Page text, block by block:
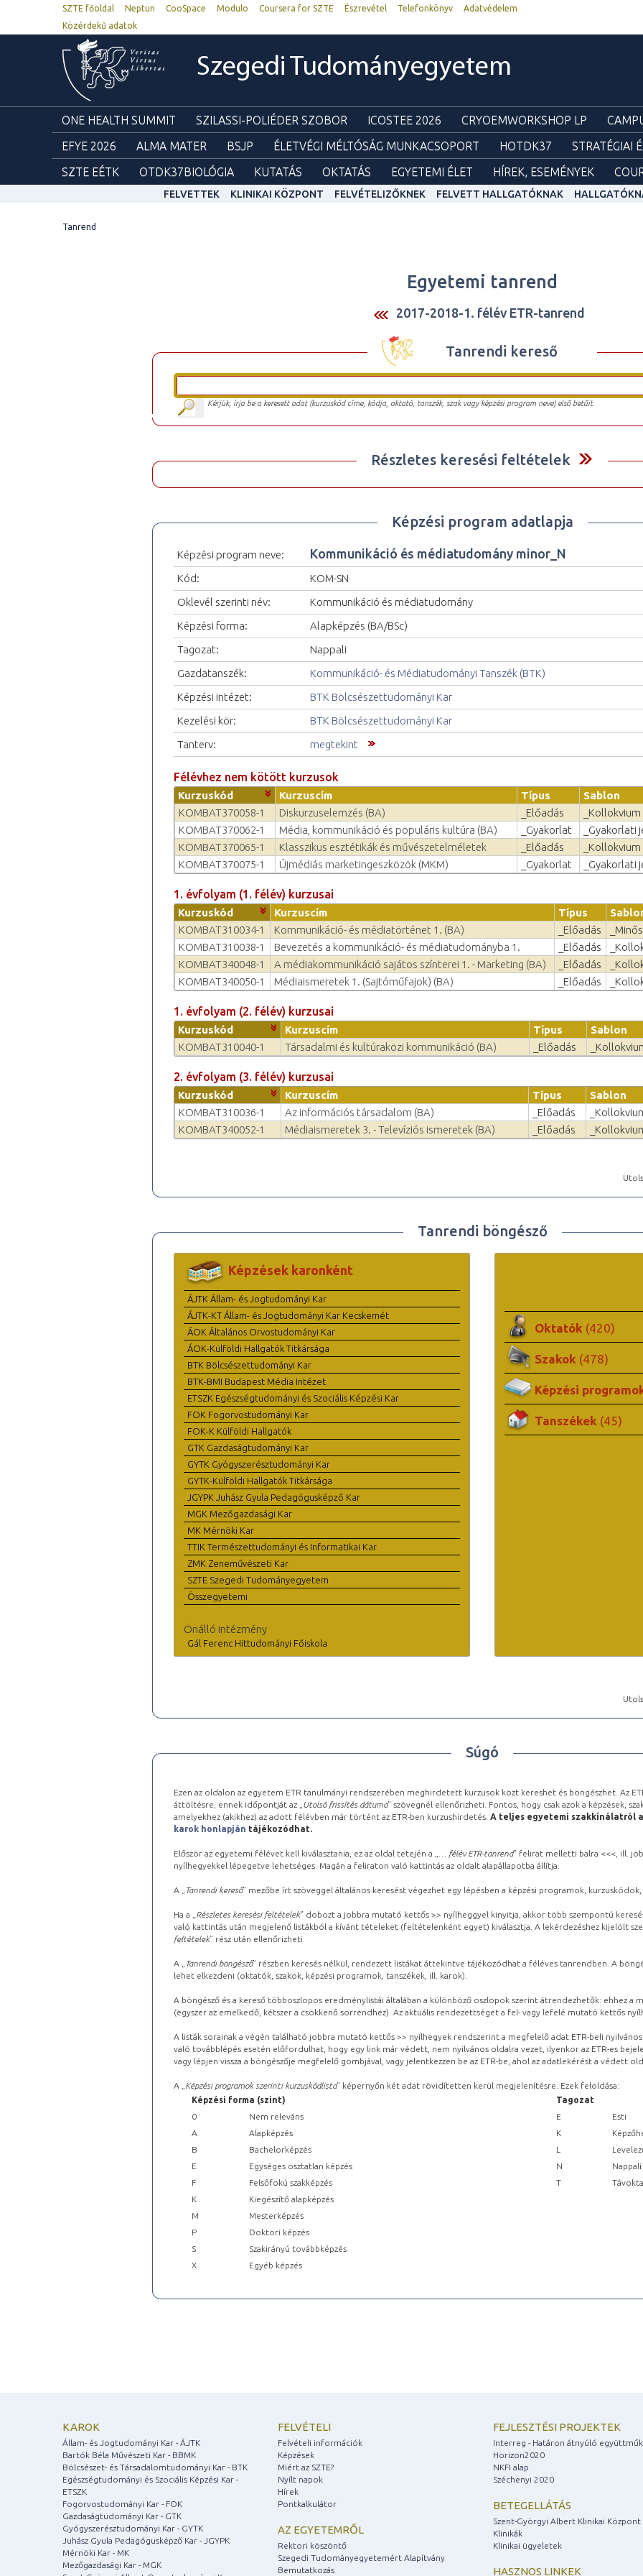
SZTE főoldal Neptun CooSpace Modulo Coursera for SZTE Észrevétel Telefonkönyv
Adatvédelem
Közérdekű adatok
Szegedi Tudományegyetem
ONE HEALTH SUMMIT SZILASSI-POLIÉDER SZOBOR ICOSTEE 2026 CRYOEMWORKSHOP LP
EFYE 2026
ALMA MATER BSJP ÉLETVÉGI MÉLTÓSÁG MUNKACSOPORT HOTDK37 STRATÉGIAI
SZTE EÉTK
OTDK37BIOLÓGIA KUTATÁS OKTATÁS EGYETEMI ÉLET HÍREK, ESEMÉNYEK
FELVETTEK KLINIKAI KÖZPONT FELVÉTELIZŐKNEK FELVETT HALLGATÓKNAK
Tanrend
Egyetemi tanrend
2017-2018-1. félév ETR-tanrend
Tanrendi kereső
Kérjük, írja be a keresett adat (kurzuskód címe, kódja, oktató, tanszék, szak vagy képzési program neve) első betűit.
Részletes keresési feltételek
Képzési program adatlapja
Képzési program neve: Kommunikáció és médiatudomány minor_N
Kód:
KOM-SN
Oklevél szerinti név:
Kommunikáció és médiatudomány
Képzési forma:
Alapképzés (BA/BSc)
Tagozat:
Nappali
Gazdatanszék:
Kommunikáció- és Médiatudományi Tanszék (BTK)
Képzési intézet:
BTK Bölcsészettudományi Kar
Kezelési kör:
BTK Bölcsészettudományi Kar
Tanterv:
megtekint
Félévhez nem kötött kurzusok
Kurzuskód Kurzuscím Típus Sablon
KOMBAT370058-1
Diskurzuselemzés (BA) _Előadás
_Kollokvium
KOMBAT370062-1
Média, kommunikáció és populáris kultúra (BA) _Gyakorlat
_Gyakorlati
KOMBAT370065-1
Klasszikus esztétikák és művészetelméletek _Előadás
_Kollokvium
KOMBAT370075-1
Újmédiás marketingeszközök (MKM) _Gyakorlat _Gyakorlati
1. évfolyam (1. félév) kurzusai
Kurzuskód Kurzuscím Típus
KOMBAT310034-1
Kommunikáció- és médiatörténet 1. (BA) _Előadás
KOMBAT310038-1
Bevezetés a kommunikáció- és médiatudományba 1. _Előadás
KOMBAT340048-1
A médiakommunikáció sajátos színterei 1. - Marketing (BA) _Előadás
KOMBAT340050-1
Médiaismeretek 1. (Sajtóműfajok) (BA) _Előadás
1. évfolyam (2. félév) kurzusai
Kurzuskód Kurzuscím Típus Sablon
KOMBAT310040-1
Társadalmi és kultúraközi kommunikáció (BA) _Előadás
2. évfolyam (3. félév) kurzusai
Kurzuskód Kurzuscím Típus Sablon
KOMBAT310036-1
Az információs társadalom (BA) _Előadás
KOMBAT340052-1
Médiaismeretek 3. - Televíziós ismeretek (BA) _Előadás
Tanrendi böngésző
Képzések karonként
ÁJTK Állam- és Jogtudományi Kar
ÁJTK-KT Állam- és Jogtudományi Kar Kecskemét
ÁOK Általános Orvostudományi Kar
ÁOK-Külföldi Hallgatók Titkársága
BTK Bölcsészettudományi Kar
BTK-BMI Budapest Média Intézet
ETSZK Egészségtudományi és Szociális Képzési Kar
FOK Fogorvostudományi Kar
FOK-K Külföldi Hallgatók
GTK Gazdaságtudományi Kar
GYTK Gyógyszerésztudományi Kar
GYTK-Külföldi Hallgatók Titkársága
JGYPK Juhász Gyula Pedagógusképző Kar
MGK Mezőgazdasági Kar
MK Mérnöki Kar
TTIK Természettudományi és Informatikai Kar
ZMK Zeneművészeti Kar
SZTE Szegedi Tudományegyetem
Összegyetemi
Önálló intézmény
Gál Ferenc Hittudományi Főiskola
Oktatók (420)
Szakok (478)
Képzési
Tanszékek (45)
Súgó
Ezen az oldalon az egyetem ETR tanulmányi rendszerében meghirdetett kurzusok közt kereshet és böngészhet. Az
áttöltésre, ennek időpontját az „ Utolsó frissítés dátuma” szövegnél ellenőrizheti. Fontos, hogy csak azok a képzések,
amelyekhez (akikhez) az adott félévben már történt az ETR-ben kurzushirdetés. A teljes egyetemi szakkínálatról a
karok honlapján tájékozódhat.
Először az egyetemi félévet kell kiválasztania, ez az oldal tetején a „ … félév ETR-tanrend” felirat melletti balra <<<, ill.
nyílhegyekkel lépegetve lehetséges. Magán a feliraton való kattintás az oldalt alapállapotba állítja.
A „ Tanrendi kereső” mezőbe írt szöveggel általános keresést végezhet egy lépésben a képzési programok,
Ha a „ Részletes keresési feltételek” dobozt a jobbra mutató kettős >> nyílheggyel kinyitja, akkor több szempontú
való kattintás után megjelenő listákból a kívánt tételeket (feltételenként egyet) kiválasztja. A lekérdezéshez kijelölt
feltételek” rész után ellenőrizheti.
A „ Tanrendi böngésző” részben keresés nélkül, rendezett listákat áttekintve tájékozódhat a féléves tanrendben. A
lehet elkezdeni (oktatók, szakok, képzési programok, tanszékek, ill. karok).
A böngésző és a kereső többoszlopos eredménylistái általában a különböző oszlopok szerint átrendezhetők: ehhez a
(egyszer az emelkedő, kétszer a csökkenő sorrendhez). Az aktuális rendezettséget a fel- vagy lefelé mutató kettős
A listák sorainak a végén található jobbra mutató kettős >> nyílhegyek rendszerint a megfelelő adat ETR-beli
való továbblépés esetén előfordulhat, hogy egy link már védett, nem nyilvános oldalra vezet, ilyenkor az ETR-es
vagy lépjen vissza a böngészője megfelelő gombjával, vagy jelentkezzen be az ETR-be, ahol az adatlekérést a védett
A „ Képzési programok szerinti kurzuskódlista” képernyőn két adat rövidítetten kerül megjelenítésre. Ezek feloldása:
Képzési forma (szint)
Tagozat
0
Nem releváns E
Esti
A
Alapképzés K
B
Bachelorképzés L
E
Egységes osztatlan képzés N
Nappali
F
Felsőfokú szakképzés T
K
Kiegészítő alapképzés
M
Mesterképzés
P
Doktori képzés
S
Szakirányú továbbképzés
X
Egyéb képzés
KAROK
Állam- és Jogtudományi Kar - ÁJTK
Bartók Béla Művészeti Kar - BBMK
Bölcsészet- és Társadalomtudományi Kar - BTK
Egészségtudományi és Szociális Képzési Kar -
ETSZK
Fogorvostudományi Kar - FOK
Gazdaságtudományi Kar - GTK
Gyógyszerésztudományi Kar - GYTK
Juhász Gyula Pedagógusképző Kar - JGYPK
Mérnöki Kar - MK
Mezőgazdasági Kar - MGK
FELVÉTELI
Felvételi információk
Képzések
Miért az SZTE?
Nyílt napok
Hírek
Pontkalkulátor
AZ EGYETEMRŐL
Rektori köszöntő
Szegedi Tudományegyetemért Alapítvány
Bemutatkozás
FEJLESZTÉSI PROJEKTEK
Interreg - Határon átnyúló
Horizon2020
NKFI alap
Széchenyi 2020
BETEGELLÁTÁS
Szent-Györgyi Albert Klinikai Központ
Klinikák
Klinikai ügyeletek
HASZNOS LINKEK